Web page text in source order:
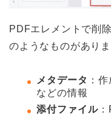
PDFエレメントで削
のようなものがありま
メタデータ ：
などの情報
添付ファイル